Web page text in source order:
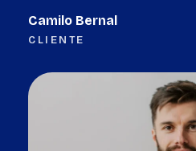
Camilo Bernal
CLIENTE